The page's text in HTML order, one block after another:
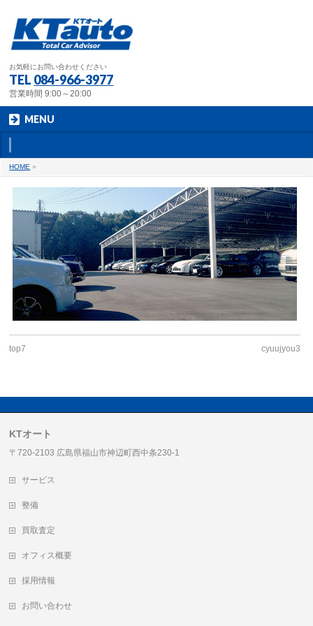
お気軽にお問い合わせください
TEL 084-966-3977
営業時間 9:00～20:00
MENU
HOME »
top7 cyuujyou3
KTオート
〒720-2103 広島県福山市神辺町西中条230-1
サービス
整備
買取査定
オフィス概要
採用情報
お問い合わせ